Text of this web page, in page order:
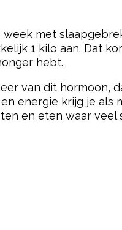
met
1 kilo aan. Dat
hebt.
van dit hormoon,
energie krijg je als
en eten waar veel